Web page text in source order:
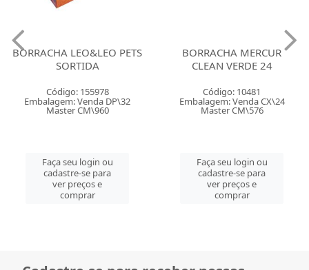
BORRACHA LEO&LEO PETS
SORTIDA
Código: 155978
Embalagem: Venda DP\32
Master CM\960
Faça seu login ou
cadastre-se para
ver preços e
comprar
BORRACHA MERCUR
CLEAN VERDE 24
Código: 10481
Embalagem: Venda CX\24
Master CM\576
Faça seu login ou
cadastre-se para
ver preços e
comprar